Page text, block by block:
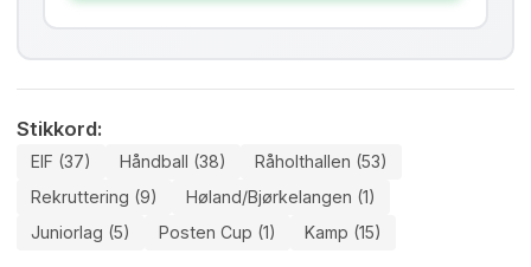
Stikkord:
EIF (37) Håndball (38)
Råholthallen (53)
Rekruttering (9)
Høland/bjørkelangen (1)
Juniorlag (5)
Posten Cup (1) Kamp (15)